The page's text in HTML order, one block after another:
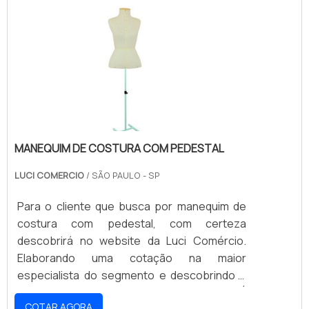
atuação, comprovam sua essência de trazer
o melhor para todos os clientes.
roupa na vitrine ou em alguma exposição ou
evento, permitindo que os consumidores
tenham acessos às promoções, ofertas e
lançamentos que o.
MANEQUIM DE COSTURA COM PEDESTAL
LUCI COMERCIO / SÃO PAULO - SP
Para o cliente que busca por manequim de
costura com pedestal, com certeza
descobrirá no website da Luci Comércio.
Elaborando uma cotação na maior
especialista do segmento e descobrindo a
organização mais competente do ramo.É
COTAR AGORA